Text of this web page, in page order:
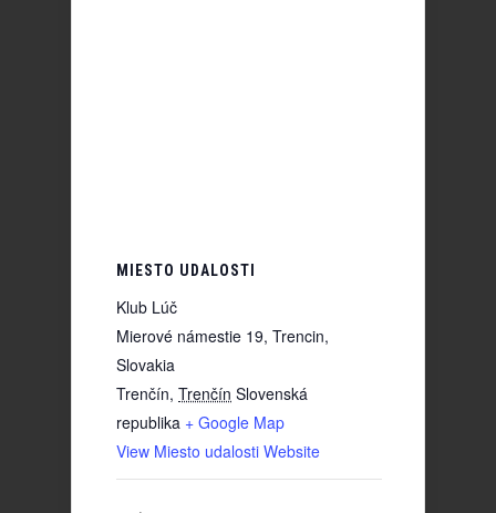
MIESTO UDALOSTI
Klub Lúč
Mierové námestie 19, Trencin,
Slovakia
Trenčín, Trenčín Slovenská
republika + Google Map
View Miesto udalosti Website